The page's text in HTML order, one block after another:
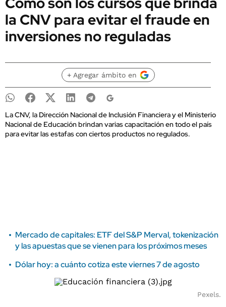
la CNV para evitar el fraude en
inversiones no reguladas
+ Agregar ámbito en
La CNV, la Dirección Nacional de Inclusión Financiera y el Ministerio
Nacional de Educación brindan varias capacitación en todo el país
para evitar las estafas con ciertos productos no regulados.
Mercado de capitales: ETF del S&P Merval, tokenización
y las apuestas que se vienen para los próximos meses
Dólar hoy: a cuánto cotiza este viernes 7 de agosto
Pexels.